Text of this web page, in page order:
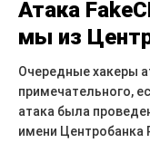
Атака
мы из
Очередные хакеры
примечательного,
атака была
имени Центробанка